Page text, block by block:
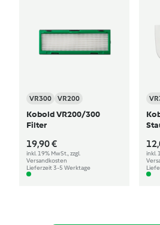
VR300 VR200
Kobold VR200/300
Filter
19,90 €
inkl. 19% MwSt., zzgl.
Versandkosten
Lieferzeit 3-5 Werktage
inkl.